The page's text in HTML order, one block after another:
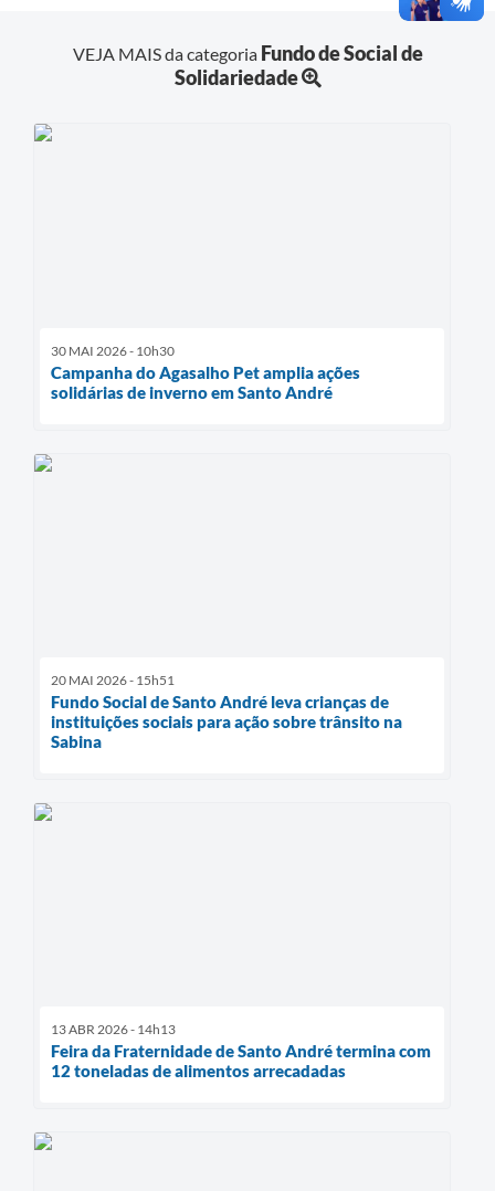
VEJA MAIS da categoria Fundo de Social de
Solidariedade
30 MAI 2026 - 10h30
Campanha do Agasalho Pet amplia ações
solidárias de inverno em Santo André
20 MAI 2026 - 15h51
Fundo Social de Santo André leva crianças de
instituições sociais para ação sobre trânsito na
Sabina
13 ABR 2026 - 14h13
Feira da Fraternidade de Santo André termina com
12 toneladas de alimentos arrecadadas